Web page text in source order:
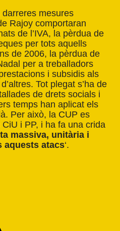
mesures
Rajoy comportaran
de l’IVA, la pèrdua de
per tots aquells
de 2006, la pèrdua de
per a treballadors
i subsidis als
Tot plegat s’ha de
de drets socials i
temps han aplicat els
Per això, la CUP es
i PP, i ha fa una crida
massiva, unitària i
aquests atacs‘.